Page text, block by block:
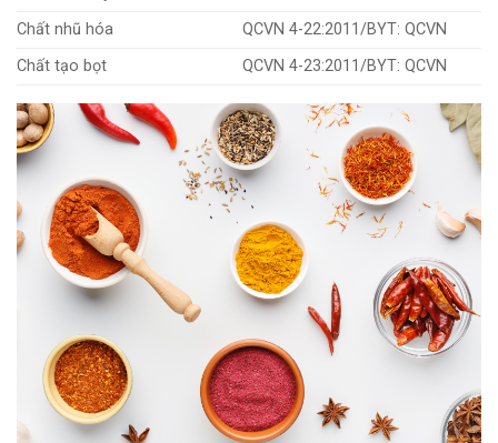
Chất nhũ hóa
QCVN 4-22:2011/BYT: QCVN
Chất tạo bọt
QCVN 4-23:2011/BYT: QCVN